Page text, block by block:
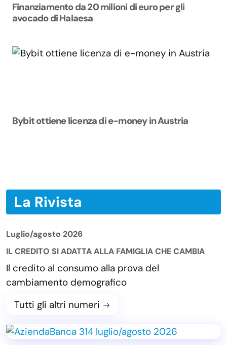
Finanziamento da 20 milioni di euro per gli
avocado di Halaesa
Bybit ottiene licenza di e-money in Austria
La Rivista
Luglio/agosto 2026
IL CREDITO SI ADATTA ALLA FAMIGLIA CHE CAMBIA
Il credito al consumo alla prova del
cambiamento demografico
Tutti gli altri numeri